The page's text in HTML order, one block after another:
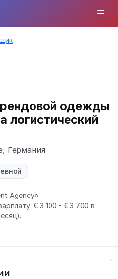
одежды
логистический
Германия
Agency»
€ 3 100 - € 3 700 в